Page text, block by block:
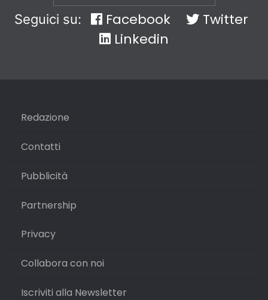
Seguici su: Facebook
Twitter
Linkedin
Redazione
Contatti
Pubblicità
Partnership
Privacy
Collabora con noi
Iscriviti alla Newsletter